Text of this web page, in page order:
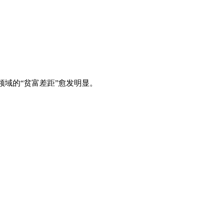
的“贫富差距”愈发明显。